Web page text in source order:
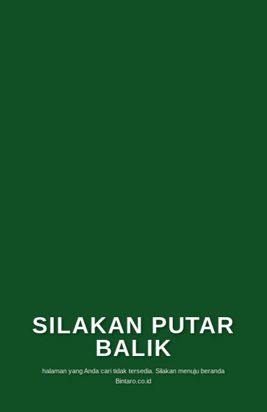
SILAKAN PUTAR
BALIK
halaman yang Anda cari tidak tersedia. Silakan menuju beranda
Bintaro.co.id